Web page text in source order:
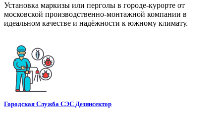
Установка маркизы или перголы в городе-курорте от
московской производственно-монтажной компании в
идеальном качестве и надёжности к южному климату.
Городская Служба СЭС Дезинсектор